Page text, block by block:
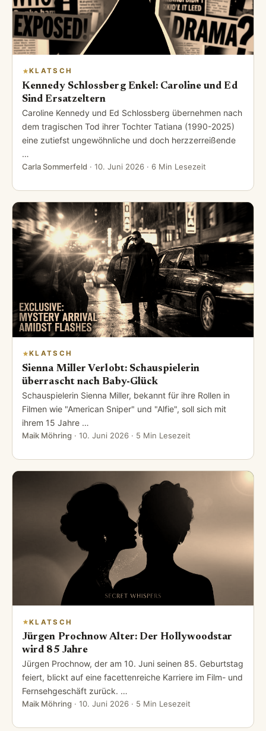
KLATSCH
Kennedy Schlossberg Enkel: Caroline und Ed
Sind Ersatzeltern
Caroline Kennedy und Ed Schlossberg übernehmen nach
dem tragischen Tod ihrer Tochter Tatiana (1990-2025)
eine zutiefst ungewöhnliche und doch herzzerreißende
…
Carla Sommerfeld · 10. Juni 2026 · 6 Min Lesezeit
KLATSCH
Sienna Miller Verlobt: Schauspielerin
überrascht nach Baby-Glück
Schauspielerin Sienna Miller, bekannt für ihre Rollen in
Filmen wie "American Sniper" und "Alfie", soll sich mit
ihrem 15 Jahre …
Maik Möhring · 10. Juni 2026 · 5 Min Lesezeit
KLATSCH
Jürgen Prochnow Alter: Der Hollywoodstar
wird 85 Jahre
Jürgen Prochnow, der am 10. Juni seinen 85. Geburtstag
feiert, blickt auf eine facettenreiche Karriere im Film- und
Fernsehgeschäft zurück. …
Maik Möhring · 10. Juni 2026 · 5 Min Lesezeit